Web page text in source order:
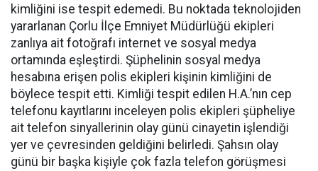
kimliğini ise tespit edemedi. Bu noktada teknolojiden
yararlanan Çorlu İlçe Emniyet Müdürlüğü ekipleri
zanlıya ait fotoğrafı internet ve sosyal medya
ortamında eşleştirdi. Şüphelinin sosyal medya
hesabına erişen polis ekipleri kişinin kimliğini de
böylece tespit etti. Kimliği tespit edilen H.A.’nın cep
telefonu kayıtlarını inceleyen polis ekipleri şüpheliye
ait telefon sinyallerinin olay günü cinayetin işlendiği
yer ve çevresinden geldiğini belirledi. Şahsın olay
günü bir başka kişiyle çok fazla telefon görüşmesi